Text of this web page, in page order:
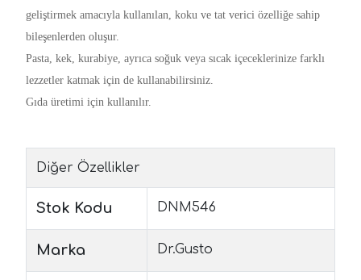
geliştirmek amacıyla kullanılan, koku ve tat verici özelliğe sahip
bileşenlerden oluşur.
Pasta, kek, kurabiye, ayrıca soğuk veya sıcak içeceklerinize farklı
lezzetler katmak için de kullanabilirsiniz.
Gıda üretimi için kullanılır.
Diğer Özellikler
Stok Kodu DNM546
Marka Dr.Gusto